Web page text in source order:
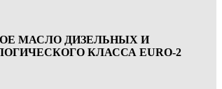
МАСЛО ДИЗЕЛЬНЫХ И
КЛАССА EURO-2